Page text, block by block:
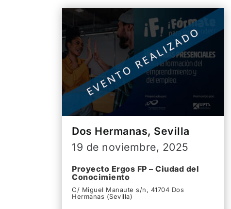
Dos Hermanas, Sevilla
19 de noviembre, 2025
Proyecto Ergos FP – Ciudad del
Conocimiento
C/ Miguel Manaute s/n, 41704 Dos
Hermanas (Sevilla)